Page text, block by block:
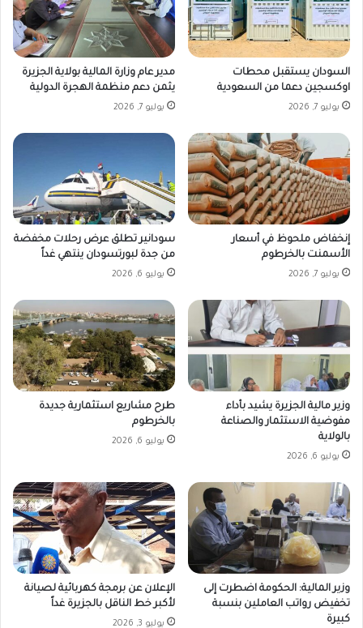
السودان يستقبل محطات
اوكسجين دعما من السعودية
يوليو 7, 2026
مدير عام وزارة المالية بولاية الجزيرة
يثمن دعم منظمة الهجرة الدولية
يوليو 7, 2026
إنخفاض ملحوظ في أسعار
الأسمنت بالخرطوم
يوليو 7, 2026
سودانير تطلق عرض رحلات مخفضة
من جدة لبورتسودان ينتهي غداً
يوليو 6, 2026
وزير مالية الجزيرة يشيد بأداء
مفوضية الاستثمار والصناعة
بالولاية
يوليو 6, 2026
طرح مشاريع استثمارية جديدة
بالخرطوم
يوليو 6, 2026
وزير المالية: الحكومة اضطرت إلى
تخفيض رواتب العاملين بنسبة
كبيرة
الإعلان عن برمجة كهربائية لصيانة
لأكبر خط الناقل بالجزيرة غداً
يوليو 3, 2026